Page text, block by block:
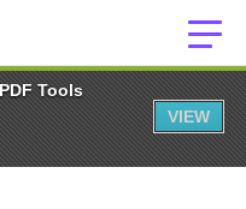
Tools
VIEW